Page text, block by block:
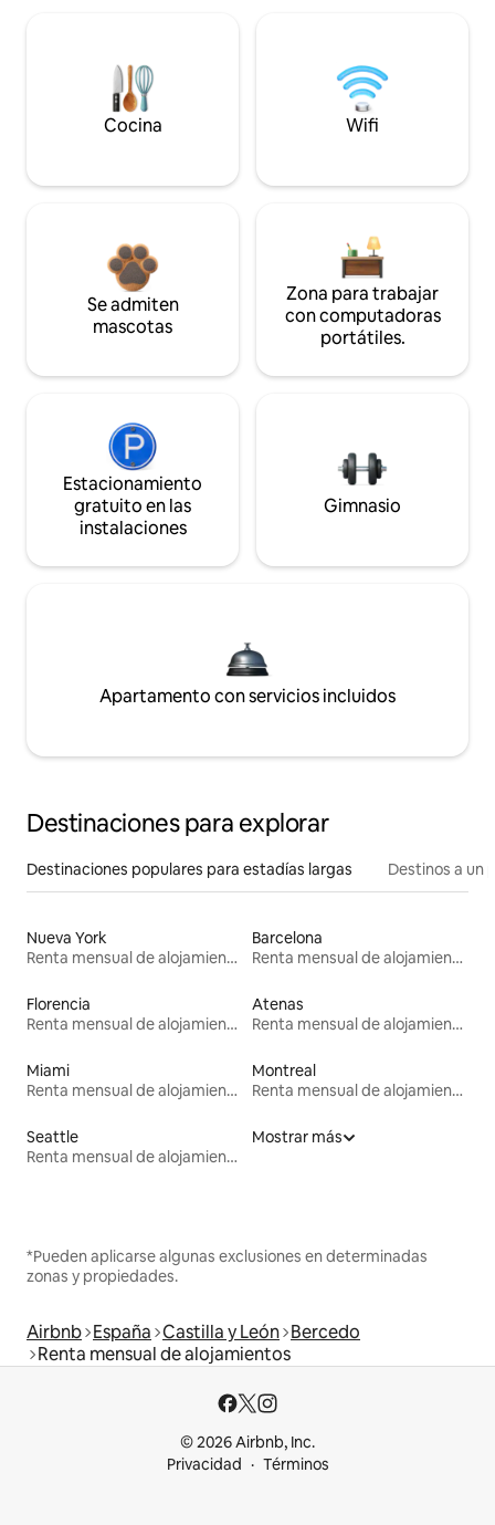
Cocina Wifi
Se admiten
mascotas
Zona para trabajar
con computadoras
portátiles.
Estacionamiento
gratuito en las
instalaciones
Gimnasio
Apartamento con servicios incluidos
Destinaciones para explorar
Destinaciones populares para estadías largas Destinos a un
Nueva York
Renta mensual de alojamientos
Barcelona
Renta mensual de alojamientos
Florencia
Renta mensual de alojamientos
Atenas
Renta mensual de alojamientos
Miami
Renta mensual de alojamientos
Montreal
Renta mensual de alojamientos
Seattle
Renta mensual de alojamientos
Mostrar más
*Pueden aplicarse algunas exclusiones en determinadas
zonas y propiedades.
Airbnb España Castilla y León Bercedo
Renta mensual de alojamientos
© 2026 Airbnb, Inc.
Privacidad
Términos